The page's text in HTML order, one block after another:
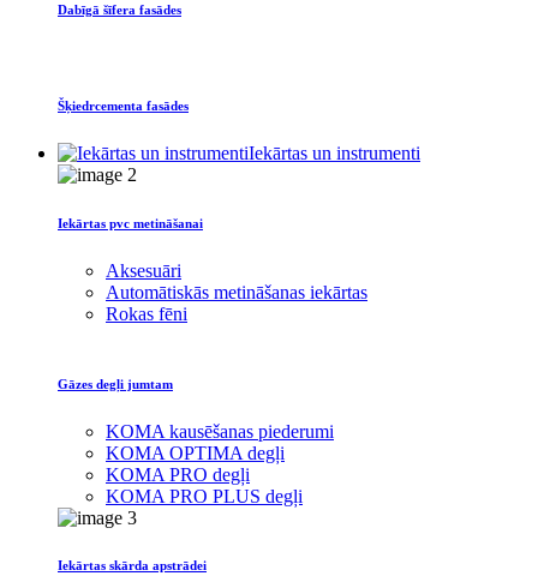
Dabīgā šīfera fasādes
Šķiedrcementa fasādes
Iekārtas un instrumenti
Iekārtas pvc metināšanai
Aksesuāri
Automātiskās metināšanas iekārtas
Rokas fēni
Gāzes degļi jumtam
KOMA kausēšanas piederumi
KOMA OPTIMA degļi
KOMA PRO degļi
KOMA PRO PLUS degļi
Iekārtas skārda apstrādei